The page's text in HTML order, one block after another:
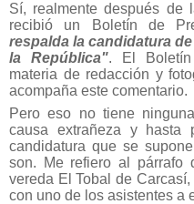
Sí, realmente después de
recibió un Boletín de
respalda la candidatura
la República". El
materia de redacción y
acompaña este comentario.
Pero eso no tiene
causa extrañeza y hasta
candidatura que se
son. Me refiero al párrafo
vereda El Tobal de
con uno de los asistentes a